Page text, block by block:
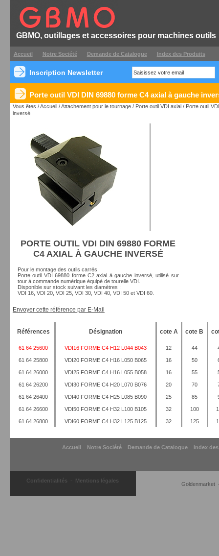
GBMO, outillages et accessoires pour machines outils
Accueil Notre Société Demande de Catalogue Index des Produits
Inscription Newsletter
Goldenmarket
Porte outil VDI DIN 69880 forme C4 axial à gauche
Vous êtes /Accueil/Attachement pour le tournage/ Porte outil VDI axial/ Porte outil
inversé
PORTE OUTIL VDI DIN 69880 FORME
C4 AXIAL À GAUCHE INVERSÉ
Pour le montage des outils carrés.
Porte outil VDI 69880 forme C2 axial à gauche inversé, utilisé sur
tour à commande numérique équipé de tourelle VDI.
Disponible sur stock suivant les diamètres :
VDI 16, VDI 20, VDI 25, VDI 30, VDI 40, VDI 50 et VDI 60.
Envoyer cette référence par E-Mail
Références Désignation cote A cote B
61 64 25600 VDI16 FORME C4 H12 L044 B043 12 44
61 64 25800 VDI20 FORME C4 H16 L050 B065 16 50
61 64 26000 VDI25 FORME C4 H16 L055 B058 16 55
61 64 26200 VDI30 FORME C4 H20 L070 B076 20 70
61 64 26400 VDI40 FORME C4 H25 L085 B090 25 85
61 64 26600 VDI50 FORME C4 H32 L100 B105 32 100
61 64 26800 VDI60 FORME C4 H32 L125 B125 32 125
Accueil Notre Société Demande de Catalogue Index
Confidentialités Mentions légales